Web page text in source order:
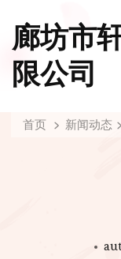
廊坊市
限公司
首页 新闻动态